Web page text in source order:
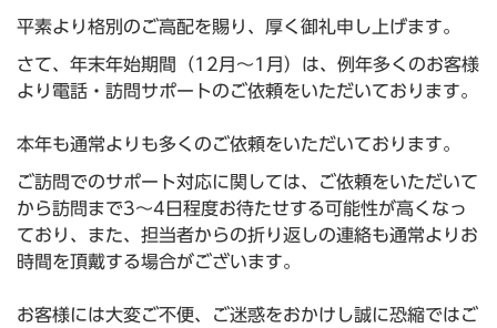
平素より格別のご高配を賜り、厚く御礼申し上げます。
さて、年末年始期間（12月～1月）は、例年多くのお客様
より電話・訪問サポートのご依頼をいただいております。
本年も通常よりも多くのご依頼をいただいております。
ご訪問でのサポート対応に関しては、ご依頼をいただいて
から訪問まで3～4日程度お待たせする可能性が高くなっ
ており、 また、担当者からの折り返しの連絡も通常よりお
時間を頂戴する場合がございます。
お客様には大変ご不便、ご迷惑をおかけし誠に恐縮ではご